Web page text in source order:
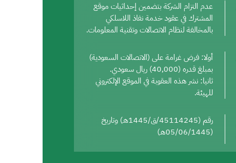
عدم التزام الشركة بتضمين إحداثيات موقع
المشترك في عقود خدمة نفاذ اللاسلكي
بالمخالفة لنظام الاتصالات وتقنية المعلومات.
أولا: فرض غرامة على (الاتصالات السعودية)
بمبلغ قدره (40,000) ريال سعودي.
ثانيا: نشر هذه العقوبة في الموقع الإلكتروني
للهيئة.
رقم (45114245/ق/1445هـ) وتاريخ
(05/06/1445هـ)